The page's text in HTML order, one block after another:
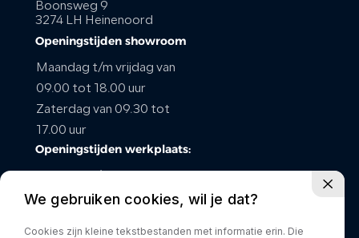
Boonsweg 9
3274 LH Heinenoord
Openingstijden showroom
Maandag t/m vrijdag van
09.00 tot 18.00 uur
Zaterdag van 09.30 tot
17.00 uur
Openingstijden werkplaats:
08.00 tot 17.00 uur
We gebruiken cookies, wil je dat?
Cookies zijn kleine tekstbestanden met informatie erin. Die